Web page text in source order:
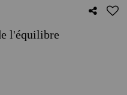
l'équilibre